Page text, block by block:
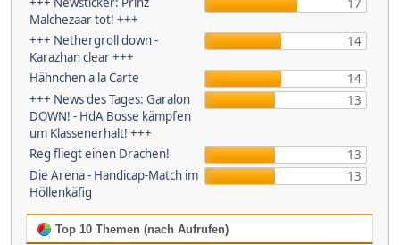
Malchezaar tot! +++
17
+++ Nethergroll down -
Karazhan clear +++
14
Hähnchen a la Carte
14
+++ News des Tages: Garalon
DOWN! - HdA Bosse kämpfen
um Klassenerhalt! +++
13
Reg fliegt einen Drachen!
13
Die Arena - Handicap-Match im
Höllenkäfig
13
Top 10 Themen (nach Aufrufen)